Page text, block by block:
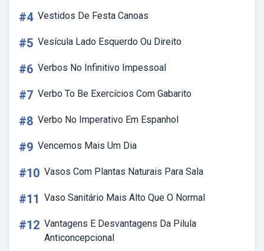
#4 Vestidos De Festa Canoas
#5 Vesícula Lado Esquerdo Ou Direito
#6 Verbos No Infinitivo Impessoal
#7 Verbo To Be Exercícios Com Gabarito
#8 Verbo No Imperativo Em Espanhol
#9 Vencemos Mais Um Dia
#10 Vasos Com Plantas Naturais Para Sala
#11 Vaso Sanitário Mais Alto Que O Normal
#12 Vantagens E Desvantagens Da Pilula
Anticoncepcional